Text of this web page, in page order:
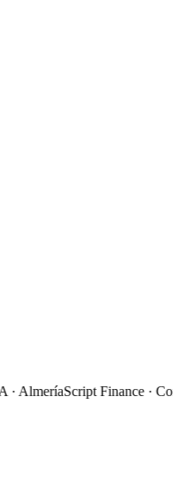
Script Finance ·